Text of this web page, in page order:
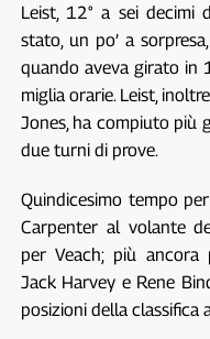
Leist, 12° a sei decimi
stato, un po’ a
quando aveva girato in
miglia orarie. Leist,
Jones, ha compiuto più
due turni di prove.
Quindicesimo tempo
Carpenter al volante
per Veach; più ancora
Jack Harvey e Rene
posizioni della classifica